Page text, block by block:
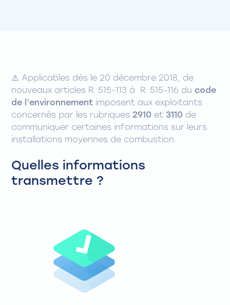
⚠️Applicables dès le 20 décembre 2018, de
nouveaux articles R. 515-113 à R. 515-116 ducode
de l’environnement imposent aux exploitants
concernés par les rubriques2910 et 3110 de
communiquer certaines informations sur leurs
installations moyennes de combustion.
Quelles informations
transmettre ?